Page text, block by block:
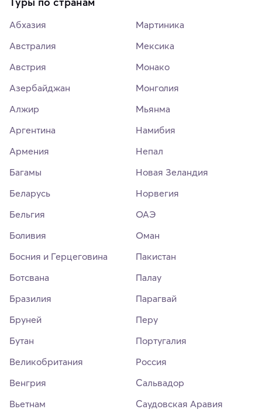
Абхазия
Австралия
Австрия
Азербайджан
Алжир
Аргентина
Армения
Багамы
Беларусь
Бельгия
Боливия
Босния и Герцеговина
Ботсвана
Бразилия
Бруней
Бутан
Великобритания
Венгрия
Вьетнам
Мартиника
Мексика
Монако
Монголия
Мьянма
Намибия
Непал
Новая Зеландия
Норвегия
ОАЭ
Оман
Пакистан
Палау
Парагвай
Перу
Португалия
Россия
Сальвадор
Саудовская Аравия